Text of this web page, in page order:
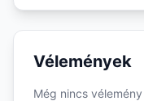
Vélemények
Még nincs